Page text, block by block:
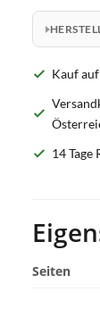
Kauf
14 Tage
Seiten